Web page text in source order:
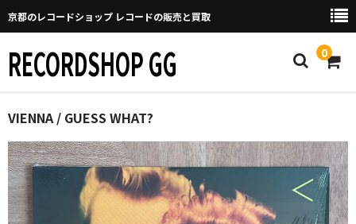
京都のレコードショップ レコードの販売と買取
RECORDSHOP GG 0
Home
マイページ
GGについて
買取について
VIENNA / GUESS WHAT?